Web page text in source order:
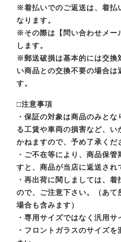
※着払いでのご返送は、着払
なります。
※その際は【問い合わせメー
します。
※郵送破損は基本的には交換
い商品との交換不要の場合は
す。
□注意事項
・保証の対象は商品のみと
る工賃や車両の損害など、い
かねますので、予め了承くだ
・ご不在等により、商品保
すと、商品が当店に返送され
・再出荷に関しましては、
ので、ご注意下さい。（あて
場合も含みます）
・専用サイズではなく汎用サ
・フロントガラスのサイズ